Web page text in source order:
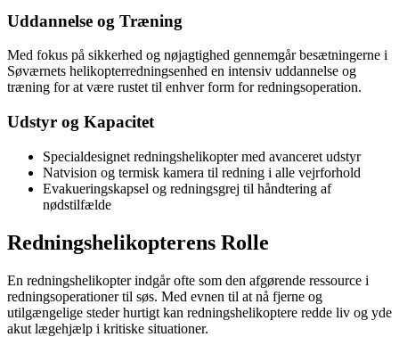
Uddannelse og Træning
Med fokus på sikkerhed og nøjagtighed gennemgår besætningerne i
Søværnets helikopterredningsenhed en intensiv uddannelse og
træning for at være rustet til enhver form for redningsoperation.
Udstyr og Kapacitet
Specialdesignet redningshelikopter med avanceret udstyr
Natvision og termisk kamera til redning i alle vejrforhold
Evakueringskapsel og redningsgrej til håndtering af
nødstilfælde
Redningshelikopterens Rolle
En redningshelikopter indgår ofte som den afgørende ressource i
redningsoperationer til søs. Med evnen til at nå fjerne og
utilgængelige steder hurtigt kan redningshelikoptere redde liv og yde
akut lægehjælp i kritiske situationer.